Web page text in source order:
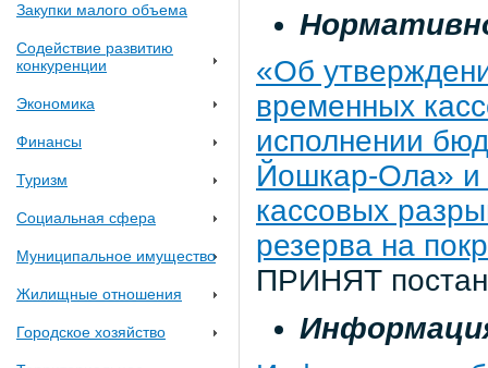
Закупки малого объема
Содействие развитию
конкуренции
Экономика
Финансы
Туризм
Социальная сфера
Муниципальное имущество
Жилищные отношения
Городское хозяйство
«Об
временных
исполнении
Йошкар-Ола» и
кассовых
резерва на
ПРИНЯТ